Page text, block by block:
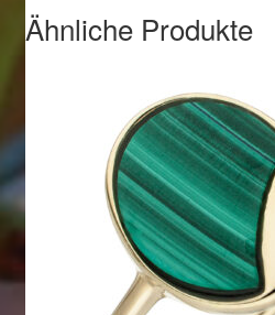
Valentinstag Geschenke
Vertrag widerrufen
Warenkorb
Weihnachtsangebote 2015
Ähnliche Produkte